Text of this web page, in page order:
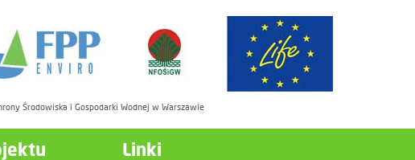
Środowiska i Gospodarki Wodnej w Warszawie
Linki